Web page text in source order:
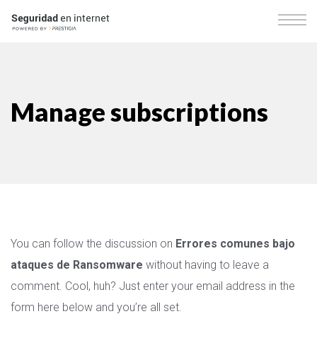
Manage subscriptions
You can follow the discussion on Errores comunes bajo
ataques de Ransomware without having to leave a
comment. Cool, huh? Just enter your email address in the
form here below and you’re all set.